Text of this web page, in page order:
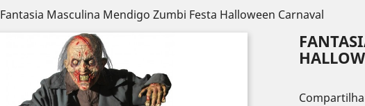
Fantasia Masculina Mendigo Zumbi Festa Halloween Carnaval